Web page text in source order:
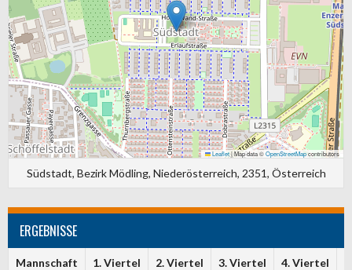
Leaflet|Map data ©OpenStreetMapcontributors
Südstadt, Bezirk Mödling, Niederösterreich, 2351, Österreich
ERGEBNISSE
Mannschaft 1. Viertel 2. Viertel 3. Viertel 4. Viertel